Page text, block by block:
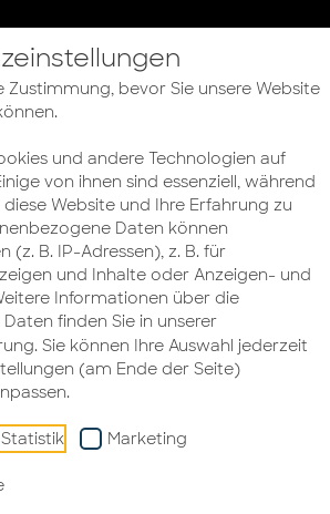
Zustimmung, bevor Sie unsere Website
und andere Technologien auf
von ihnen sind essenziell, während
Website und Ihre Erfahrung zu
Daten können
(z. B. IP-Adressen), z. B. für
und Inhalte oder Anzeigen- und
Informationen über die
finden Sie in unserer
. Sie können Ihre Auswahl jederzeit
(am Ende der Seite)
Statistik Marketing
gestalten: Wie
daheim